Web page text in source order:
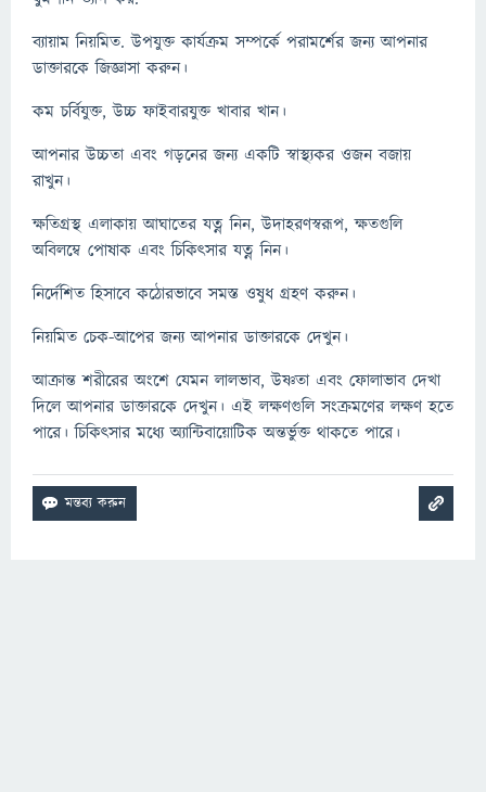
ব্যায়াম নিয়মিত. উপযুক্ত কার্যক্রম সম্পর্কে পরামর্শের জন্য আপনার
ডাক্তারকে জিজ্ঞাসা করুন।
কম চর্বিযুক্ত, উচ্চ ফাইবারযুক্ত খাবার খান।
আপনার উচ্চতা এবং গড়নের জন্য একটি স্বাস্থ্যকর ওজন বজায়
রাখুন।
ক্ষতিগ্রস্থ এলাকায় আঘাতের যত্ন নিন, উদাহরণস্বরূপ, ক্ষতগুলি
অবিলম্বে পোষাক এবং চিকিত্সার যত্ন নিন।
নির্দেশিত হিসাবে কঠোরভাবে সমস্ত ওষুধ গ্রহণ করুন।
নিয়মিত চেক-আপের জন্য আপনার ডাক্তারকে দেখুন।
আক্রান্ত শরীরের অংশে যেমন লালভাব, উষ্ণতা এবং ফোলাভাব দেখা
দিলে আপনার ডাক্তারকে দেখুন। এই লক্ষণগুলি সংক্রমণের লক্ষণ হতে
পারে। চিকিত্সার মধ্যে অ্যান্টিবায়োটিক অন্তর্ভুক্ত থাকতে পারে।